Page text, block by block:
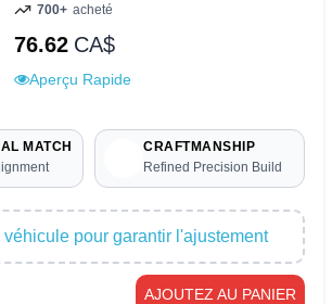
700+ acheté
76.62 CA$
Aperçu Rapide
MATCH
CRAFTMANSHIP
Refined Precision Build
pour garantir l'ajustement
AJOUTEZ AU PANIER